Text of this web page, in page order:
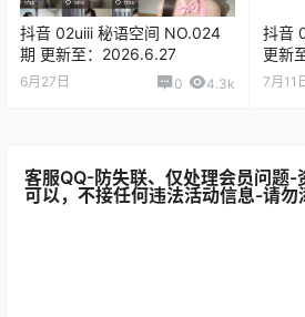
抖音 02uiii 秘语空间 NO.024
期 更新至：2026.6.27
6月27日 0 4.3k
抖音
更新
7月11
客服QQ-防失联、仅处理会员问题-
可以，不接任何违法活动信息-请勿